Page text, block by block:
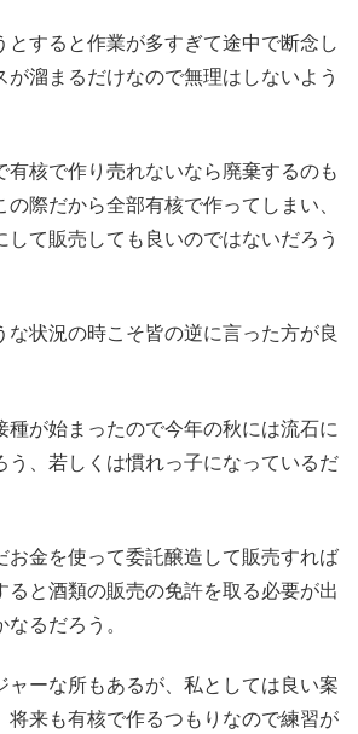
とすると作業が多すぎて途中で断念し
が溜まるだけなので無理はしないよう
有核で作り売れないなら廃棄するのも
の際だから全部有核で作ってしまい、
して販売しても良いのではないだろう
な状況の時こそ皆の逆に言った方が良
種が始まったので今年の秋には流石に
う、若しくは慣れっ子になっているだ
お金を使って委託醸造して販売すれば
ると酒類の販売の免許を取る必要が出
るだろう。
ャーな所もあるが、私としては良い案
将来も有核で作るつもりなので練習が